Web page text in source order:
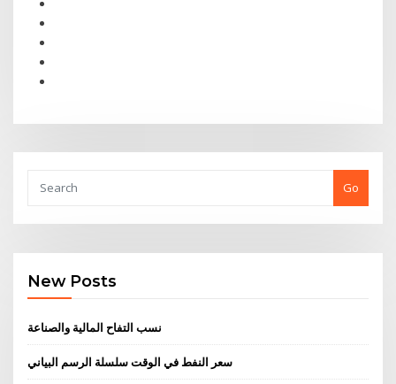
Go
New Posts
نسب التفاح المالية والصناعة
سعر النفط في الوقت سلسلة الرسم البياني